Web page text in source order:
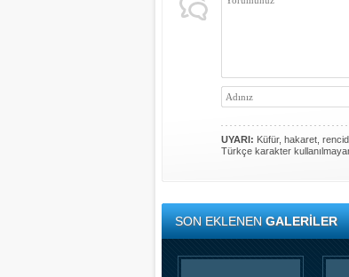
UYARI: Küfür, hakaret,
Türkçe karakter
SON EKLENENGALERİLER